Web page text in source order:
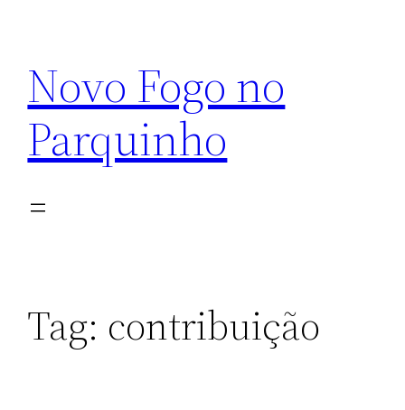
conteúdo
Novo Fogo no
Parquinho
Tag: contribuição